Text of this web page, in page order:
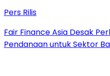
Pers Rilis
Fair Finance Asia Desak
Pendanaan untuk Sektor